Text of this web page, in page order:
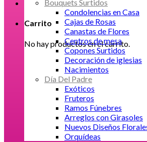
Carrito
No hay productos en el carrito.
Bouquets Surtidos
Condolencias en Casa
Cajas de Rosas
Canastas de Flores
Centros de mesa
Copones Surtidos
Decoración de iglesias
Nacimientos
Día Del Padre
Exóticos
Fruteros
Ramos Fúnebres
Arreglos con Girasoles
Nuevos Diseños
Orquídeas